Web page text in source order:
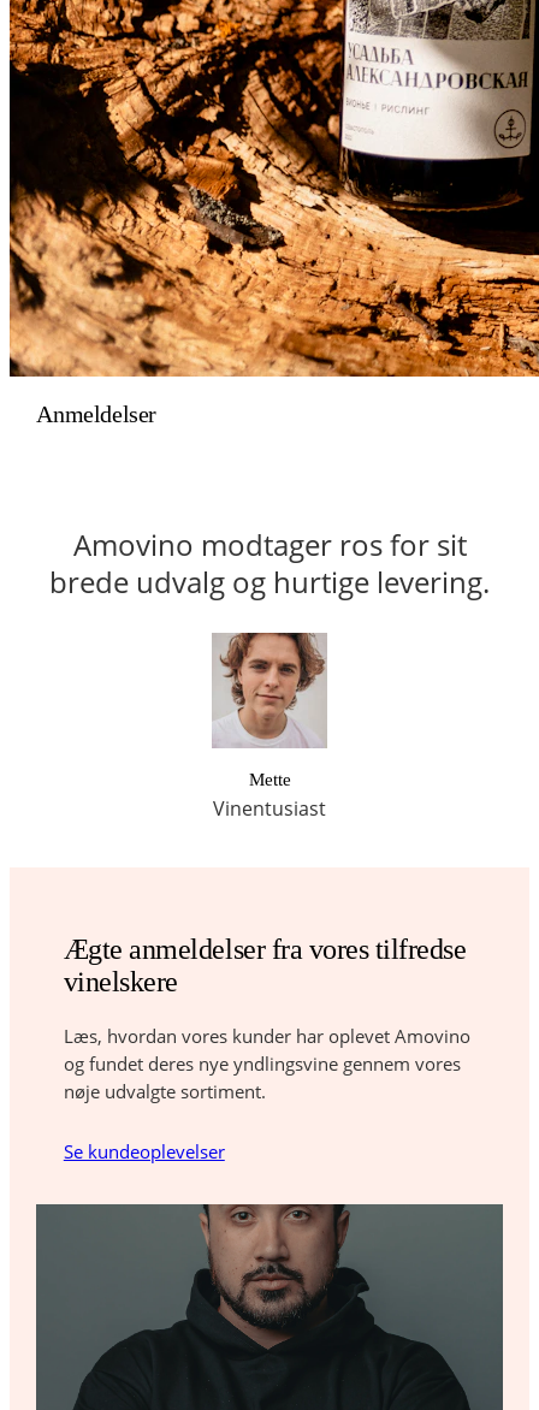
Anmeldelser
Amovino modtager ros for sit
brede udvalg og hurtige levering.
Mette
Vinentusiast
Ægte anmeldelser fra vores tilfredse
vinelskere
Læs, hvordan vores kunder har oplevet Amovino
og fundet deres nye yndlingsvine gennem vores
nøje udvalgte sortiment.
Se kundeoplevelser